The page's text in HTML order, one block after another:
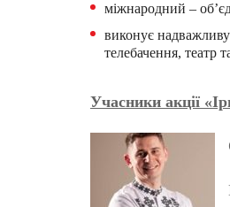
міжнародний –
виконує надважливу
телебачення, театр
Учасники акції